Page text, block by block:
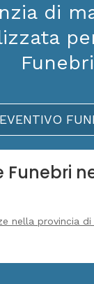
di
Funebri
Funebri
nella provincia di